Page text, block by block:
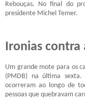
Rebouças. No final do
presidente Michel Temer.
Ironias contra
Um grande mote para os
(PMDB) na última
ocorreram ao longo de
pessoas que quebravam